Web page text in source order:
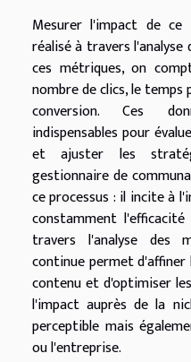
Mesurer l'impact de
réalisé à travers l'analyse
ces métriques, on
nombre de clics, le temps
conversion. Ces
indispensables pour
et ajuster les
gestionnaire de
ce processus : il incite à
constamment
travers l'analyse des
continue permet
contenu et d'optimiser
l'impact auprès de la
perceptible mais
ou l'entreprise.